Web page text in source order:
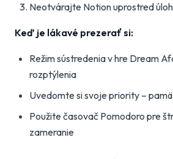
Neotvárajte Notion uprostred
Keď je lákavé prezerať si:
Režim sústredenia v hre Dream
rozptýlenia
Uvedomte si svoje priority –
Použite časovač Pomodoro pre
zameranie